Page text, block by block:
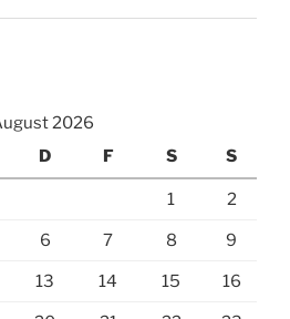
2026
D F S S
1 2
6 7 8 9
13 14 15 16